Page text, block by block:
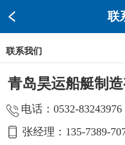
联
联系我们
青岛昊运船艇制
电话：0532-83243976
张经理：135-7389-